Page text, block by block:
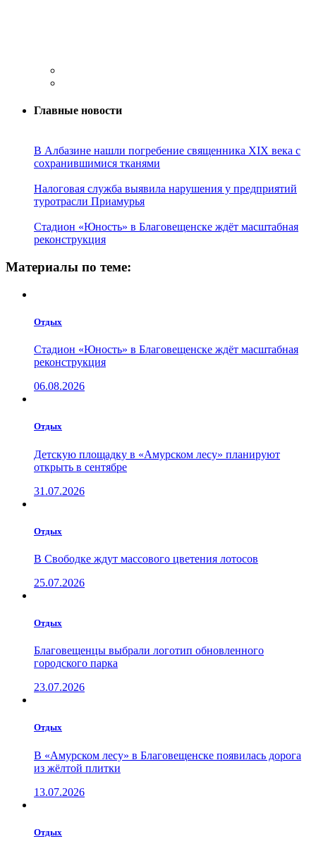
Главные новости
В Албазине нашли погребение священника XIX века с
сохранившимися тканями
Налоговая служба выявила нарушения у предприятий
туротрасли Приамурья
Стадион «Юность» в Благовещенске ждёт масштабная
реконструкция
Материалы по теме:
Отдых
Стадион «Юность» в Благовещенске ждёт масштабная
реконструкция
06.08.2026
Отдых
Детскую площадку в «Амурском лесу» планируют
открыть в сентябре
31.07.2026
Отдых
В Свободке ждут массового цветения лотосов
25.07.2026
Отдых
Благовещенцы выбрали логотип обновленного
городского парка
23.07.2026
Отдых
В «Амурском лесу» в Благовещенске появилась дорога
из жёлтой плитки
13.07.2026
Отдых